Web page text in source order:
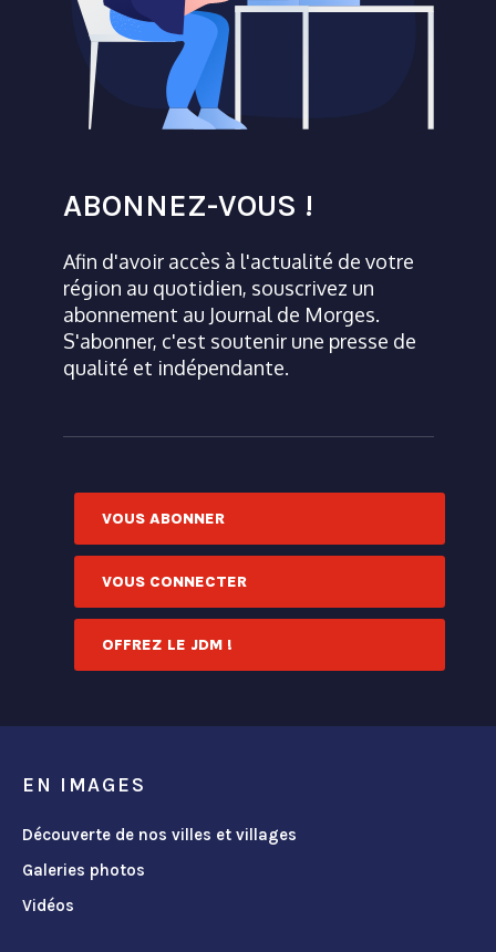
ABONNEZ-VOUS !
Afin d'avoir accès à l'actualité de votre
région au quotidien, souscrivez un
abonnement au Journal de Morges.
S'abonner, c'est soutenir une presse de
qualité et indépendante.
VOUS ABONNER
VOUS CONNECTER
OFFREZ LE JDM !
EN IMAGES
Découverte de nos villes et villages
Galeries photos
Vidéos